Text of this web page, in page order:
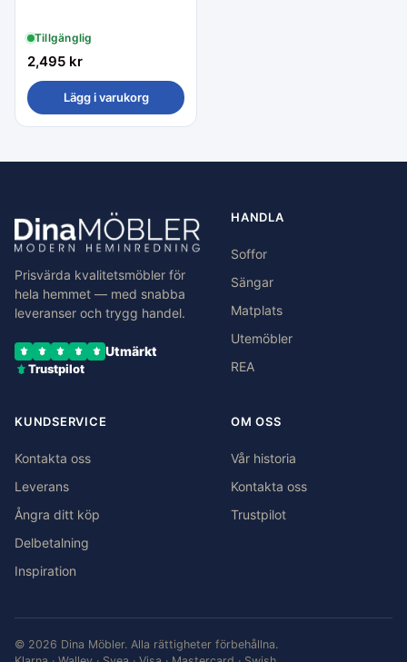
Tillgänglig
2,495 kr
Lägg i varukorg
Prisvärda kvalitetsmöbler för
hela hemmet — med snabba
leveranser och trygg handel.
Utmärkt
Trustpilot
HANDLA
Soffor
Sängar
Matplats
Utemöbler
REA
KUNDSERVICE
Kontakta oss
Leverans
Ångra ditt köp
Delbetalning
Inspiration
OM OSS
Vår historia
Kontakta oss
Trustpilot
© 2026 Dina Möbler. Alla rättigheter förbehållna.